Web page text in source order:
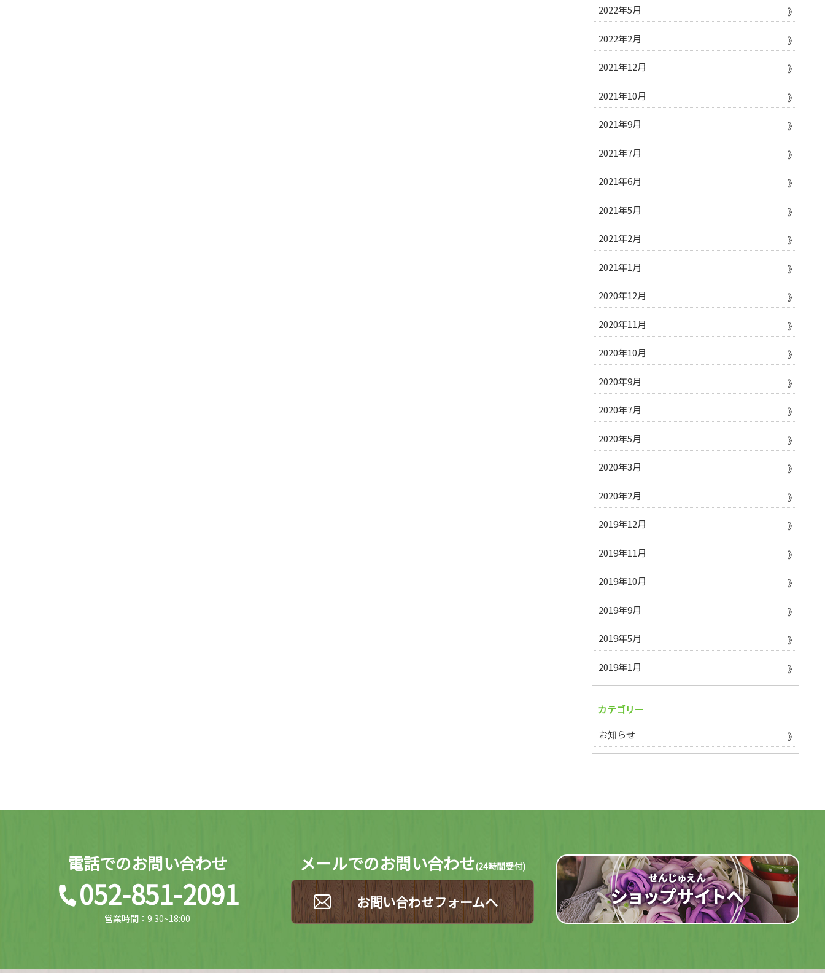
2022年5月
2022年2月
2021年12月
2021年10月
2021年9月
2021年7月
2021年6月
2021年5月
2021年2月
2021年1月
2020年12月
2020年11月
2020年10月
2020年9月
2020年7月
2020年5月
2020年3月
2020年2月
2019年12月
2019年11月
2019年10月
2019年9月
2019年5月
2019年1月
カテゴリー
お知らせ
電話でのお問い合わせ
052-851-2091
営業時間：9:30~18:00
メールでのお問い合わせ(24時間受付)
お問い合わせフォームへ